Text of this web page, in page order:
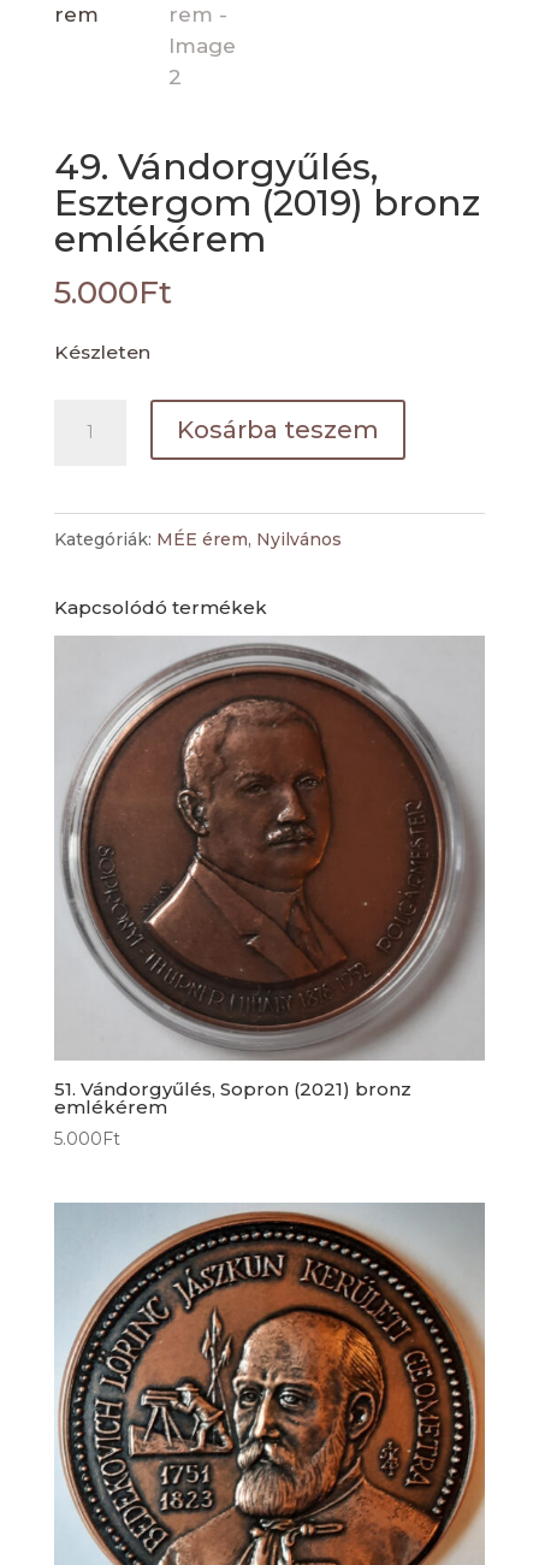
49. Vándorgyűlés,
Esztergom (2019) bronz
emlékérem
5.000Ft
Készleten
Vándorgyűlés,
emlékérem
mennyiség
Kosárba teszem
Kategóriák: MÉE érem, Nyilvános
Kapcsolódó termékek
51. Vándorgyűlés, Sopron (2021) bronz
emlékérem
5.000Ft